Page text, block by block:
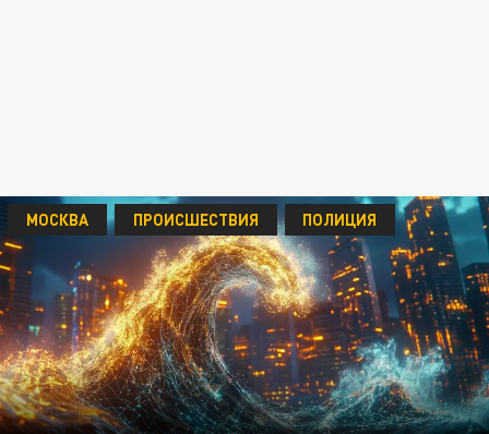
МОСКВА ПРОИСШЕСТВИЯ ПОЛИЦИЯ